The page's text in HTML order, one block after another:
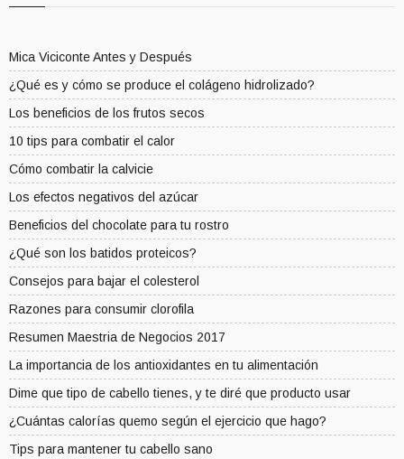
Mica Viciconte Antes y Después
¿Qué es y cómo se produce el colágeno hidrolizado?
Los beneficios de los frutos secos
10 tips para combatir el calor
Cómo combatir la calvicie
Los efectos negativos del azúcar
Beneficios del chocolate para tu rostro
¿Qué son los batidos proteicos?
Consejos para bajar el colesterol
Razones para consumir clorofila
Resumen Maestria de Negocios 2017
La importancia de los antioxidantes en tu alimentación
Dime que tipo de cabello tienes, y te diré que producto usar
¿Cuántas calorías quemo según el ejercicio que hago?
Tips para mantener tu cabello sano